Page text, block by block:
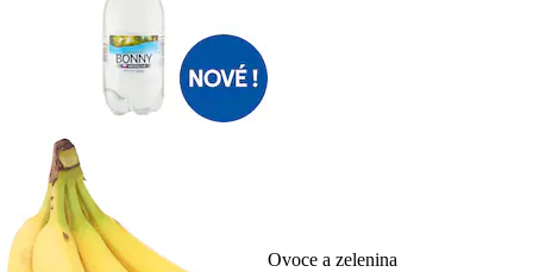
Ovoce a zelenina